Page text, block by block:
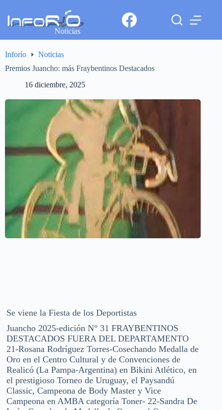
Noticias
Inforío
Noticias
Premios Juancho: más Fraybentinos Destacados
16 diciembre, 2025
Se viene la Fiesta de los Deportistas
Juancho 2025-edición N° 31 FRAYBENTINOS
DESTACADOS FUERA DEL DEPARTAMENTO
21-Rosana Rodríguez Torres-Cosechando Medalla de
Oro en el Centro Cultural y de Convenciones de
Realicó (La Pampa-Argentina) en Bikini Atlético, en
el prestigioso Torneo de Uruguay, el Paysandú
Classic, Campeona de Body Master y Vice
Campeona en AMBA categoría Toner- 22-Sandra De